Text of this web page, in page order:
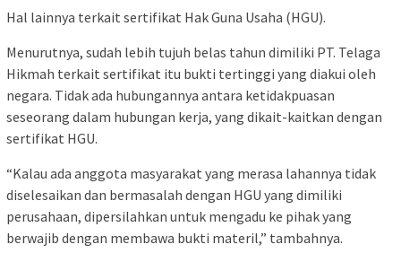
Hal lainnya terkait sertifikat Hak Guna Usaha (HGU).
Menurutnya, sudah lebih tujuh belas tahun dimiliki PT. Telaga
Hikmah terkait sertifikat itu bukti tertinggi yang diakui oleh
negara. Tidak ada hubungannya antara ketidakpuasan
seseorang dalam hubungan kerja, yang dikait-kaitkan dengan
sertifikat HGU.
“Kalau ada anggota masyarakat yang merasa lahannya tidak
diselesaikan dan bermasalah dengan HGU yang dimiliki
perusahaan, dipersilahkan untuk mengadu ke pihak yang
berwajib dengan membawa bukti materil,” tambahnya.